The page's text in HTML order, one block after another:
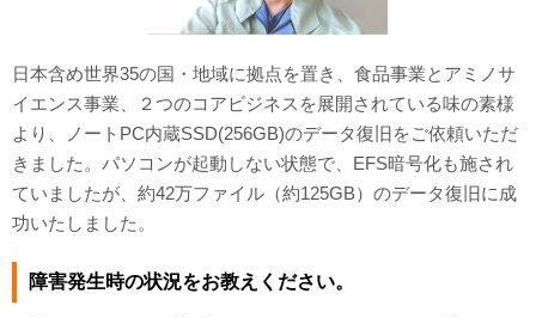
日本含め世界35の国・地域に拠点を置き、食品事業とアミノサ
イエンス事業、２つのコアビジネスを展開されている味の素様
より、ノートPC内蔵SSD(256GB)のデータ復旧をご依頼いただ
きました。パソコンが起動しない状態で、EFS暗号化も施され
ていましたが、約42万ファイル（約125GB）のデータ復旧に成
功いたしました。
障害発生時の状況をお教えください。
プライバシーマーク認定
ISO27001(ISMS)認証
特定商取引法に基づく表記
会社案内・会社概要